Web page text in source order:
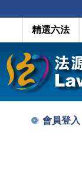
精選六法
會員登入